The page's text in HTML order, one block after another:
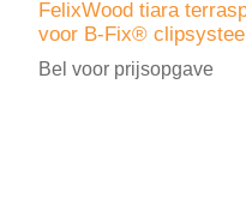
FelixWood tiara
voor B-Fix®
Bel voor prijsopgave